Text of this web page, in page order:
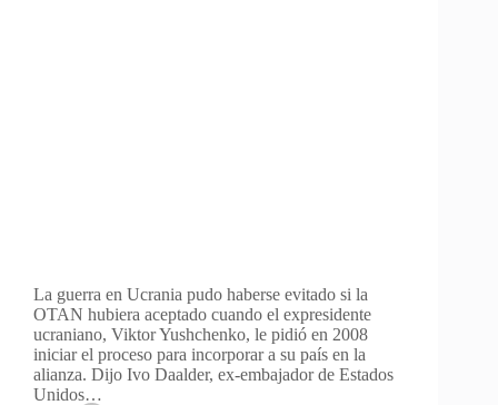
La guerra en Ucrania pudo haberse evitado si la
OTAN hubiera aceptado cuando el expresidente
ucraniano, Viktor Yushchenko, le pidió en 2008
iniciar el proceso para incorporar a su país en la
alianza. Dijo Ivo Daalder, ex-embajador de Estados
Unidos…